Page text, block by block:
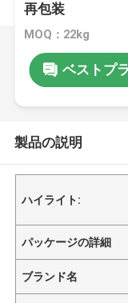
再包装
MOQ：22kg
ベストプ
製品の説明
ハイライト:
パッケージの詳細
ブランド名